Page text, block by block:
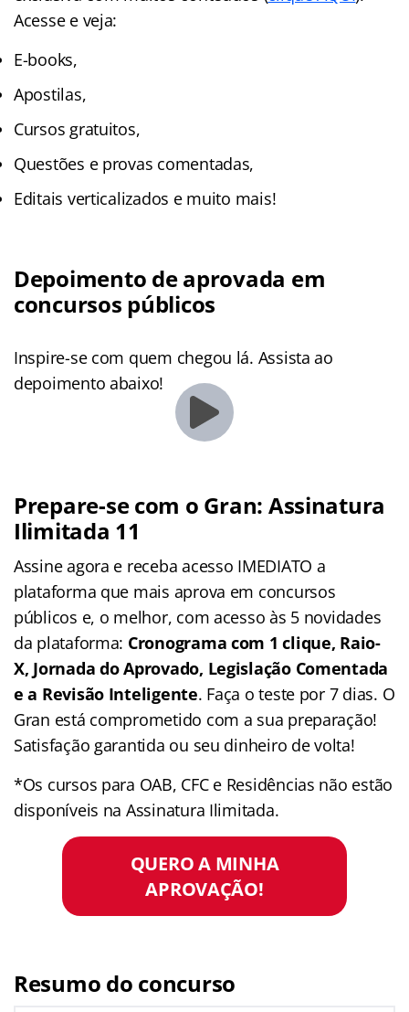
Acesse e veja:
E-books,
Apostilas,
Cursos gratuitos,
Questões e provas comentadas,
Editais verticalizados e muito mais!
Depoimento de aprovada em
concursos públicos
Inspire-se com quem chegou lá. Assista ao
depoimento abaixo!
Prepare-se com o Gran: Assinatura
Ilimitada 11
Assine agora e receba acesso IMEDIATO a
plataforma que mais aprova em concursos
públicos e, o melhor, com acesso às 5 novidades
da plataforma: Cronograma com 1 clique, Raio-
X, Jornada do Aprovado, Legislação Comentada
e a Revisão Inteligente. Faça o teste por 7 dias. O
Gran está comprometido com a sua preparação!
Satisfação garantida ou seu dinheiro de volta!
*Os cursos para OAB, CFC e Residências não estão
disponíveis na Assinatura Ilimitada.
QUERO A MINHA
APROVAÇÃO!
Resumo do concurso